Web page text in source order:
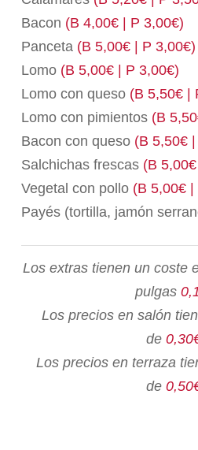
Bacon (B 4,00€ | P 3,00€)
Panceta (B 5,00€ | P 3,00€)
Lomo (B 5,00€ | P 3,00€)
Lomo con queso (B 5,50€ |
Lomo con pimientos (B
Bacon con queso (B 5,50€
Salchichas frescas (B
Vegetal con pollo (B 5,00€ |
Payés (tortilla, jamón
Los extras tienen un coste
pulgas
Los precios en salón
de
Los precios en terraza
de